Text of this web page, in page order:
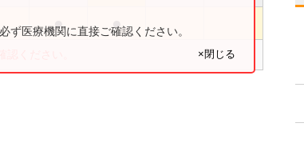
● ●
ください。
ず医療機関に直接ご確認ください。
×閉じる